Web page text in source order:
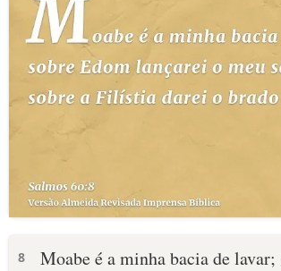
8
Moabe é a minha bacia de